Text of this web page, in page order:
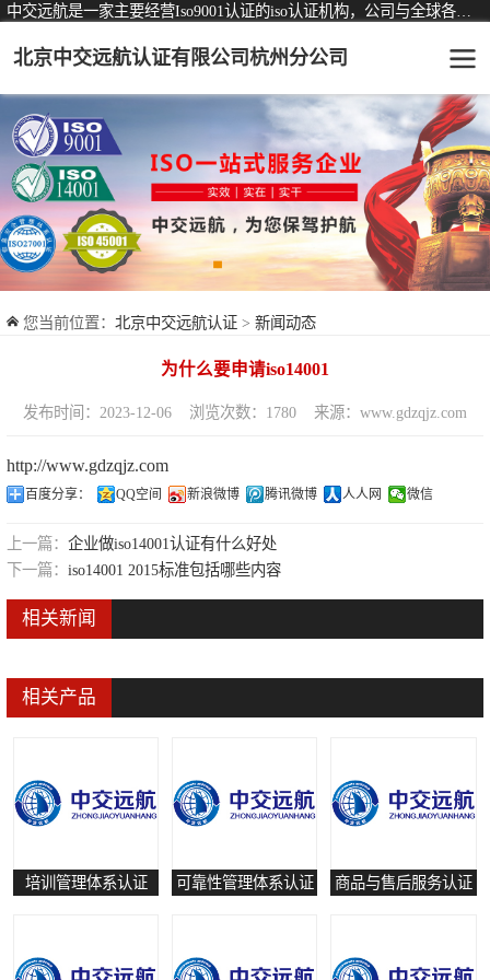
北京中交远航认证有限公司杭州分公司
您当前位置： 北京中交远航认证 > 新闻动态
为什么要申请iso14001
发布时间：2023-12-06 浏览次数：1780 来源：www.gdzqjz.com
http://www.gdzqjz.com
百度分享： QQ空间 新浪微博 腾讯微博 人人网 微信
上一篇： 企业做iso14001认证有什么好处
下一篇： iso14001 2015标准包括哪些内容
相关新闻
相关产品
培训管理体系认证 可靠性管理体系认证 商品与售后服务认证
认证服务 可从事认证业务一览表
ISO9001质量管理体系认证
ISO14001环境管理体系认证
ISO45001职业健康安全管理体系认证
交通运输服务认证
ISO27001信息安全管理体系认证
培训管理体系认证